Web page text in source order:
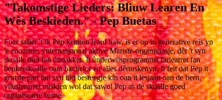
"Takomstige Lieders: Bliuw Learen En
Wês Beskieden." - Pep Buetas
Foar safier 't ik Pep kennen leard haw, is er op in generative reis yn
'e enoarme, ynternasjonaal aktive Mariste-organisaasje, dêr 't syn
skoalle diel fan útmakket. It ûnderwiisprogramma fariearret fan
beukerskoalle oant bachelor en alles dêrtuskenyn. It feit dat Pep it
grutste part fan syn tiid besteegje kin oan it lesjaan oan de bern,
yllustrearret miskien wol dat sawol Pep as de skoalle goed
organisearre binne.